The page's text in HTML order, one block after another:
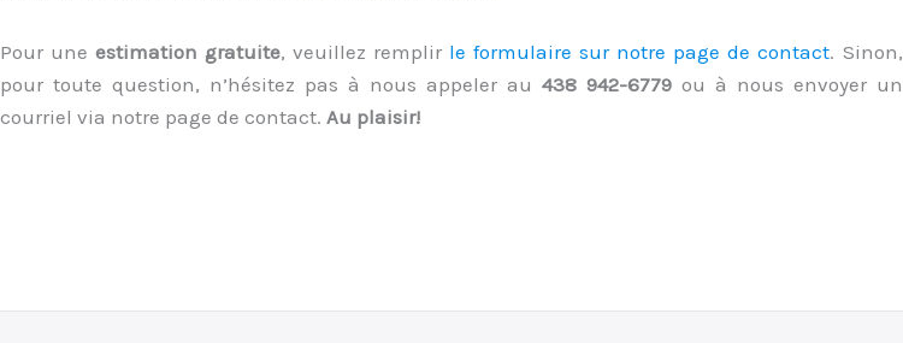
Pour une estimation gratuite, veuillez remplir le formulaire sur notre page de contact. Sinon,
pour toute question, n’hésitez pas à nous appeler au 438 942-6779 ou à nous envoyer un
courriel via notre page de contact. Au plaisir!